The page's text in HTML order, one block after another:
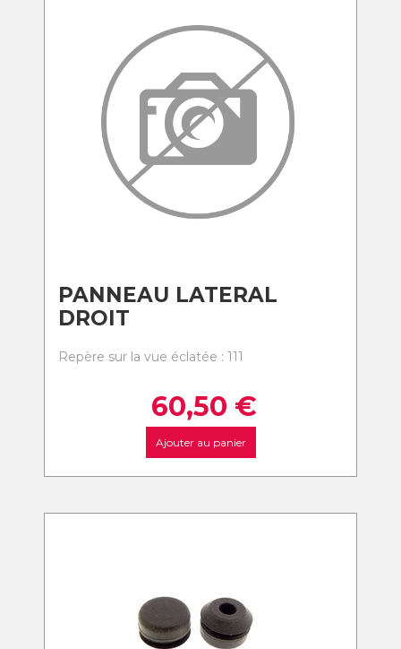
PANNEAU LATERAL
DROIT
Repère sur la vue éclatée : 111
60,50 €
Ajouter au panier